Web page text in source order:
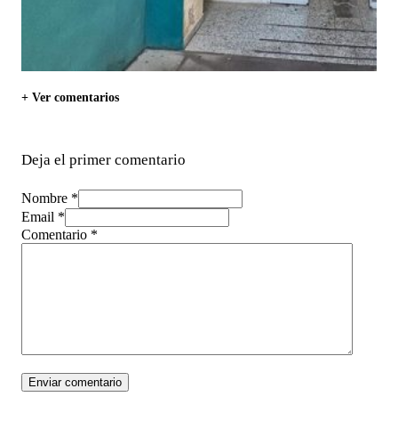
+ Ver comentarios
Deja el primer comentario
Nombre *
Email *
Comentario *